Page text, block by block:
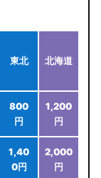
東北 北海道
800
円
1,200
円
1,40
0円
2,000
円